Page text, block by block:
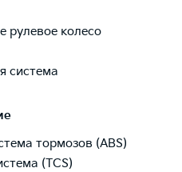
рулевое колесо
система
тормозов (ABS)
(TCS)